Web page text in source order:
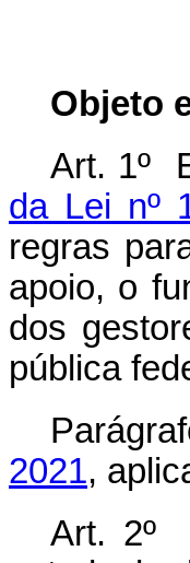
Objeto
Art. 1º
da Lei nº
regras
apoio, o
dos
pública
2021,
Art. 2º